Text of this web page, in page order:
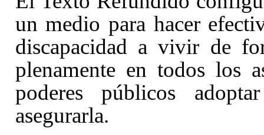
un medio para hacer
discapacidad a vivir de
plenamente en todos los
poderes públicos
asegurarla.